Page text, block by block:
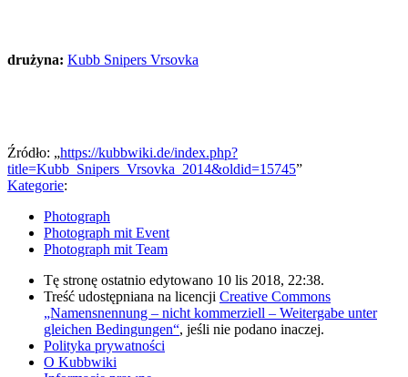
drużyna: Kubb Snipers Vrsovka
Źródło: „https://kubbwiki.de/index.php?
title=Kubb_Snipers_Vrsovka_2014&oldid=15745”
Kategorie:
Photograph
Photograph mit Event
Photograph mit Team
Tę stronę ostatnio edytowano 10 lis 2018, 22:38.
Treść udostępniana na licencji Creative Commons
„Namensnennung – nicht kommerziell – Weitergabe unter
gleichen Bedingungen“, jeśli nie podano inaczej.
Polityka prywatności
O Kubbwiki